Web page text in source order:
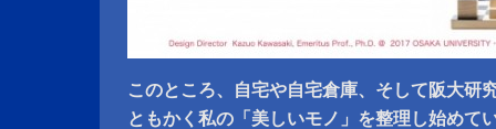
このところ、自宅や自宅倉庫、そして阪大研
ともかく私の「美しいモノ」を整理し始めて